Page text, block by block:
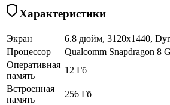
Характеристики
Экран
6.8 дюйм, 3120x1440,
Процессор
Qualcomm Snapdragon 8
Оперативная
память
12 Гб
Встроенная
память
256 Гб